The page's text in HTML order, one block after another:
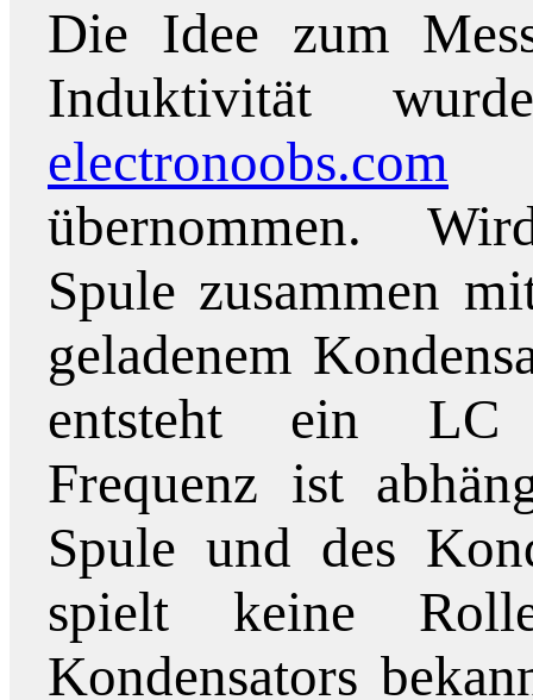
Die Idee zum
Induktivität
electronoobs.com
übernommen.
Spule zusammen
geladenem
entsteht ein LC
Frequenz ist
Spule und des
spielt keine
Kondensators